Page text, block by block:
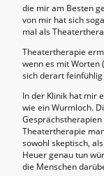
die mir am Besten
von mir hat sich
mal als
Theatertherapie
wenn es mit Worten
sich derart
In der Klinik hat mir
wie ein Wurmloch.
Theatertherapie
sowohl skeptisch,
Heuer genau tun
die Menschen